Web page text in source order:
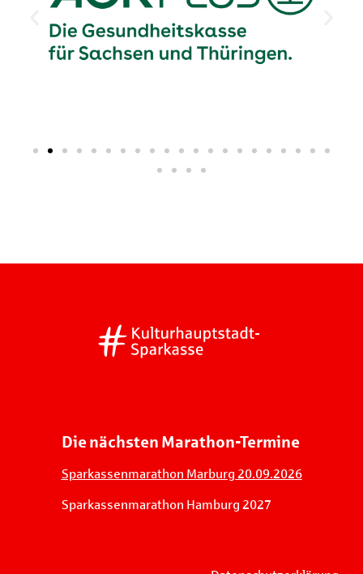
Die nächsten Marathon-Termine
Sparkassenmarathon Marburg 20.09.2026
Sparkassenmarathon Hamburg 2027